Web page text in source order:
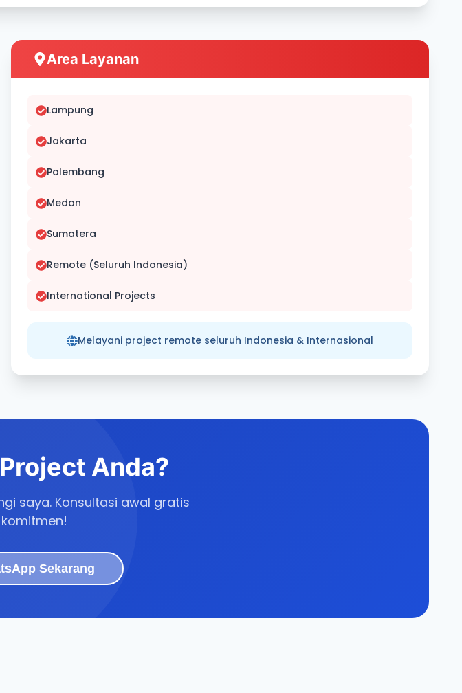
Area Layanan
Lampung
Jakarta
Palembang
Medan
Sumatera
Remote (Seluruh Indonesia)
International Projects
Melayani project remote seluruh Indonesia & Internasional
Anda?
saya. Konsultasi awal gratis
Sekarang